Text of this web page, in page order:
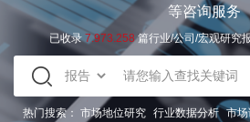
等咨询服务
已收录7.973.258篇行业/公司/宏观研究
热门搜索： 市场地位研究 行业数据分析 市场